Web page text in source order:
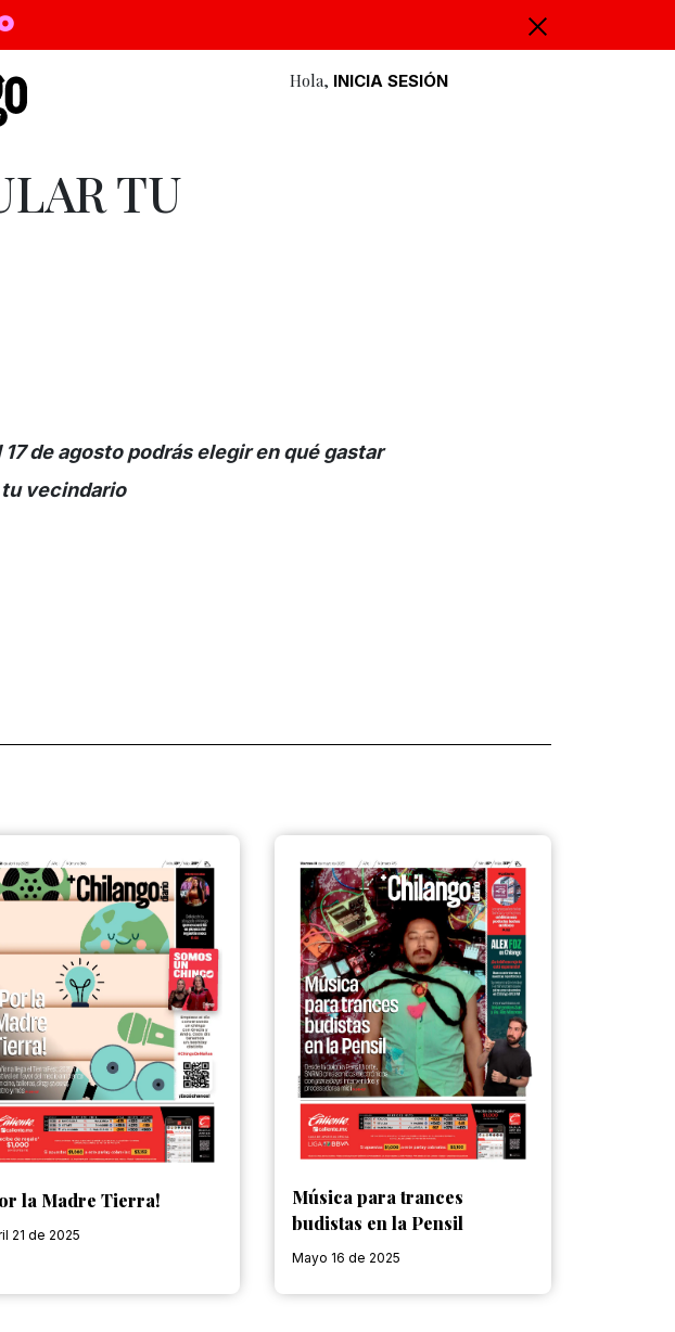
Hola, INICIA SESIÓN
TU
de agosto podrás elegir en qué gastar
vecindario
la Madre Tierra!
21 de 2025
Música para trances
budistas en la Pensil
Mayo 16 de 2025